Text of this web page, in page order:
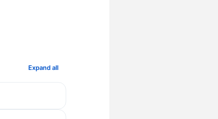
Expand all